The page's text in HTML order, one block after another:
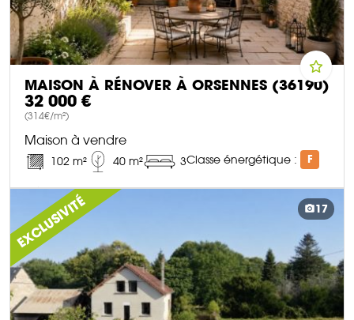
MAISON À RÉNOVER À ORSENNES (36190)
32 000 €
(314€/m²)
Maison à vendre
102 m² 40 m² 3Classe énergétique : F
DÉCOUVRIR CE BIEN
EXCLUSIVITÉ 17